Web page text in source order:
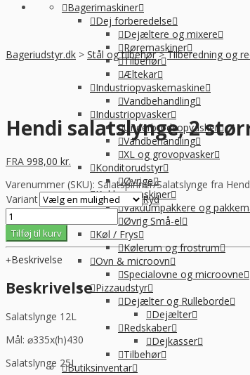
Bagerimaskiner
Dej forberedelse
Dejæltere og mixere
Røremaskiner
Tilbehør
Æltekar
Industriopvaskemaskine
Vandbehandling
Industriopvasker
Underbordsopvasker
Vandbehandling
XL og grovopvasker
Konditorudstyr
Øvrige
Køkkenmaskiner
Vakuumpakkere og
Øvrig Små-el
Køl / Frys
Kølerum og frostrum
Ovn & microovn
Specialovne og microovne
Pizzaudstyr
Dejælter og Rulleborde
Dejælter
Redskaber
Dejkasser
Tilbehør
Butiksinventar
Bageriudstyr.dk > Stål og tilbehør > Tilberedning og
Hendi salatslynge, 2
FRA 998,00 kr.
Varenummer (SKU): Salatspinner/Salatslynge fra
Variant
Ryd
Hendi
salatslynge,
2
størrelser
antal
Tilføj til kurv
Beskrivelse
Beskrivelse
Salatslynge 12L
Mål: ⌀335x(h)430
Salatslynge 25L